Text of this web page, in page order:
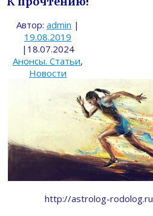
Автор: admin |
19.08.2019
| 18.07.2024
Анонсы. Статьи,
Новости
http://astrolog-rodolog.ru